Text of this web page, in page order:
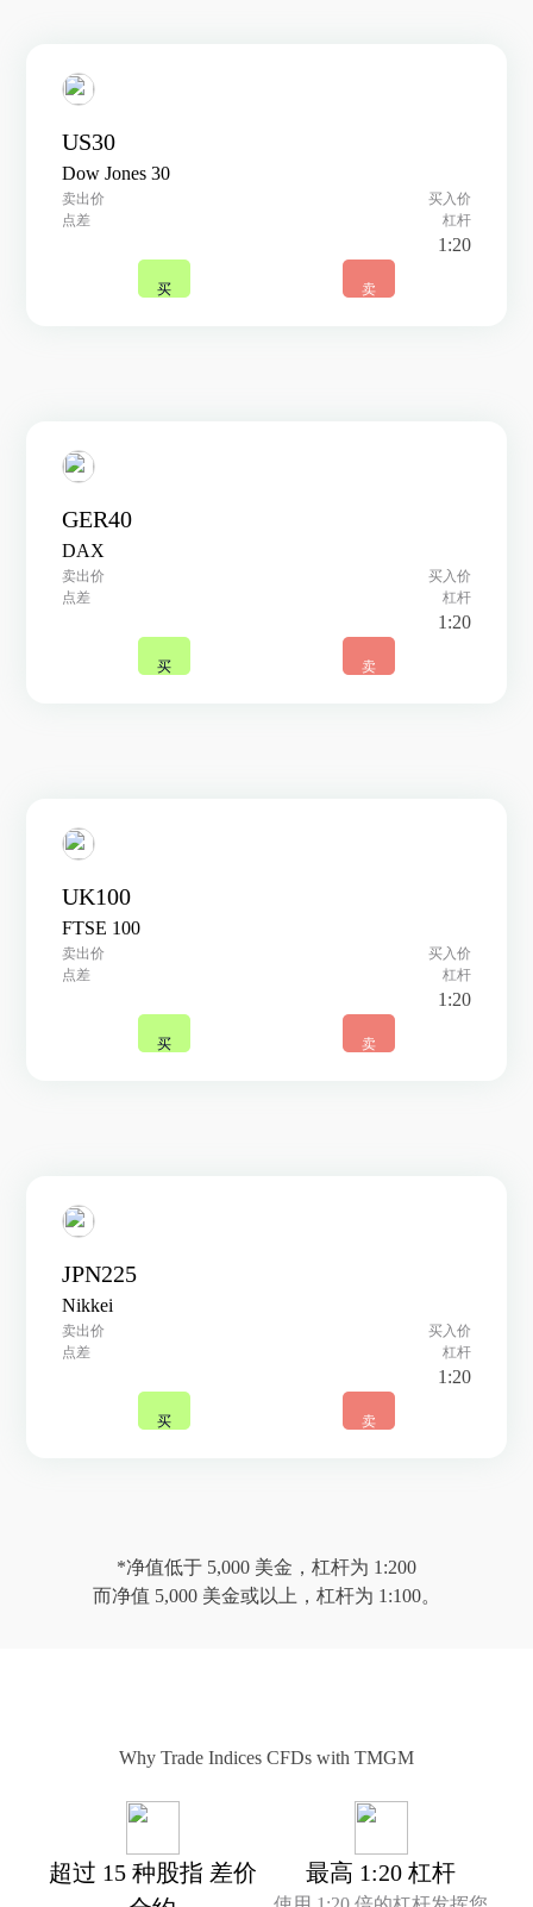
US30
Dow Jones 30
卖出价
买入价
点差
杠杆
1:20
买 卖
GER40
DAX
卖出价
买入价
点差
杠杆
1:20
买 卖
UK100
FTSE 100
卖出价
买入价
点差
杠杆
1:20
买 卖
JPN225
Nikkei
卖出价
买入价
点差
杠杆
1:20
买 卖
*净值低于 5,000 美金，杠杆为 1:200
而净值 5,000 美金或以上，杠杆为 1:100。
Why Trade Indices CFDs with TMGM
超过 15 种股指 差价
最高 1:20 杠杆